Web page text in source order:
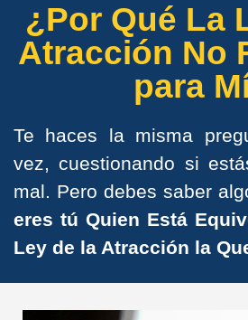
¿Por Qué La
Atracción No
para
Te haces la misma
vez, cuestionando si
mal. Pero debes saber
eres tú Quien Está
Ley de la Atracción la